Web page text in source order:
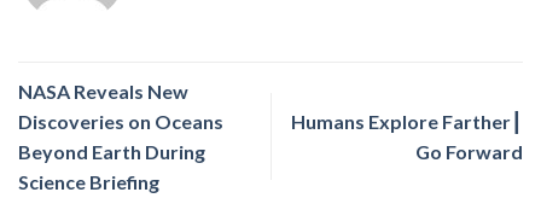
NASA Reveals New
Discoveries on Oceans
Beyond Earth During
Science Briefing
Humans Explore Farther┃
Go Forward